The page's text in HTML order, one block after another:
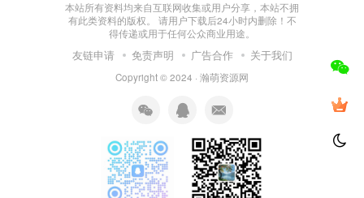
本站所有资料均来自互联网收集或用户分享，本站不拥
有此类资料的版权。 请用户下载后24小时内删除！不
得传递或用于任何公众商业用途。
友链申请 免责声明 广告合作 关于我们
Copyright © 2024 · 瀚萌资源网